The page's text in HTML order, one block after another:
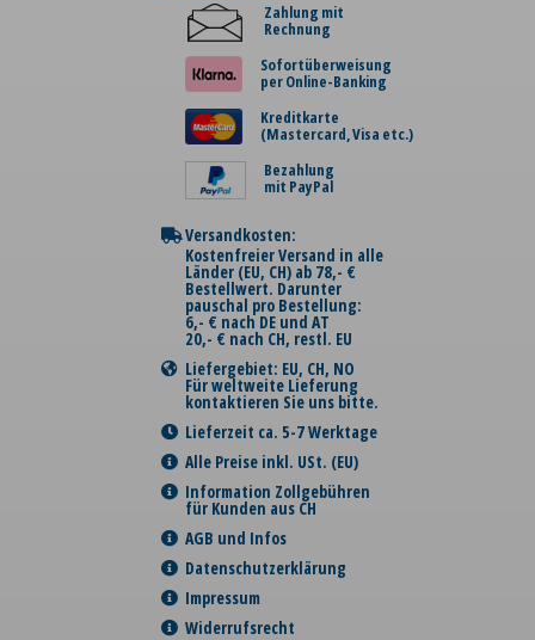
Zahlung mit
Rechnung
Sofortüberweisung
per Online-Banking
Kreditkarte
(Mastercard, Visa etc.)
Bezahlung
mit PayPal
Versandkosten:
Kostenfreier Versand in alle
Länder (EU, CH) ab 78,- €
Bestellwert. Darunter
pauschal pro Bestellung:
6,- € nach DE und AT
20,- € nach CH, restl. EU
Liefergebiet: EU, CH, NO
Für weltweite Lieferung
kontaktieren Sie uns bitte.
Lieferzeit ca. 5-7 Werktage
Alle Preise inkl. USt. (EU)
Information Zollgebühren
für Kunden aus CH
AGB und Infos
Datenschutzerklärung
Impressum
Widerrufsrecht